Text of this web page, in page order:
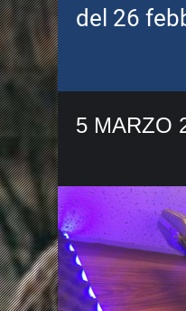
del 26
5 MARZO